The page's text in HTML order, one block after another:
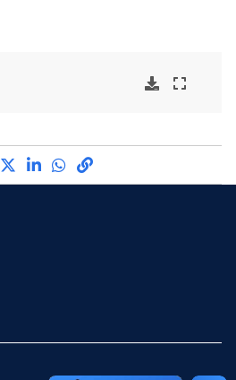
Compartilhe por Facebook
Compartilhe por Twitter
Compartilhe por
Compartilhe por
link para Copiar